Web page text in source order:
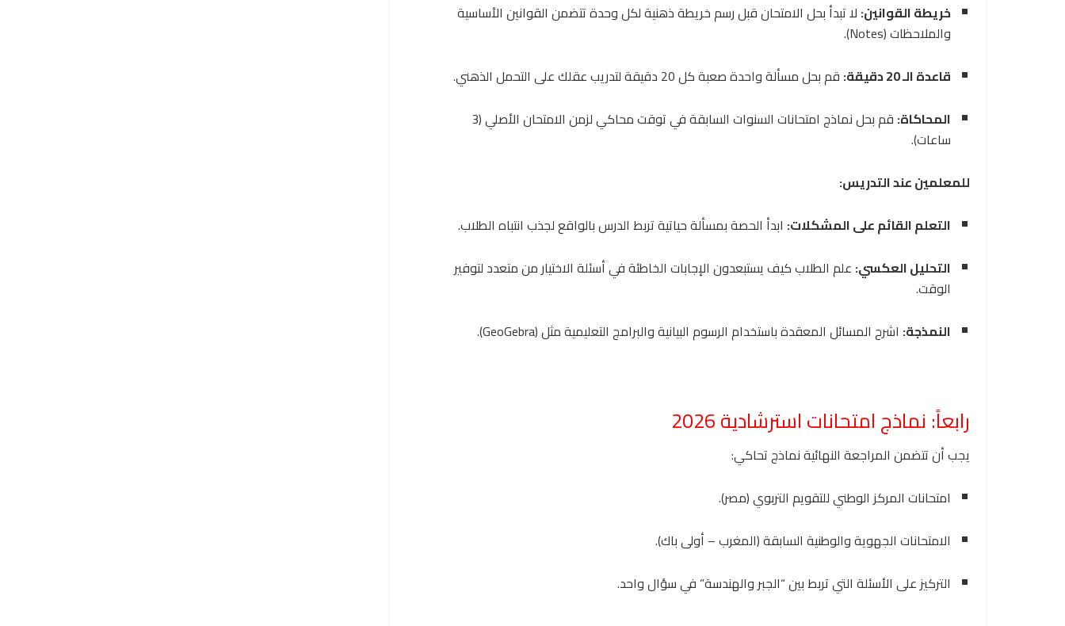
خريطة القوانين: لا تبدأ بحل الامتحان قبل رسم خريطة ذهنية لكل وحدة تتضمن القوانين الأساسية
والملاحظات (Notes).
قاعدة الـ 20 دقيقة:
قم بحل مسألة واحدة صعبة كل 20 دقيقة لتدريب عقلك على التحمل الذهني.
المحاكاة:
قم بحل نماذج امتحانات السنوات السابقة في توقت محاكي لزمن الامتحان الأصلي (3
ساعات).
للمعلمين عند التدريس:
التعلم القائم على المشكلات: ابدأ الحصة بمسألة حياتية تربط الدرس بالواقع لجذب انتباه الطلاب.
التحليل العكسي: علم الطلاب كيف يستبعدون الإجابات الخاطئة في أسئلة الاختيار من متعدد لتوفير
الوقت.
النمذجة: اشرح المسائل المعقدة باستخدام الرسوم البيانية والبرامج التعليمية مثل (GeoGebra).
رابعاً: نماذج امتحانات استرشادية 2026
يجب أن تتضمن المراجعة النهائية نماذج تحاكي:
امتحانات المركز الوطني للتقويم التربوي (مصر).
الامتحانات الجهوية والوطنية السابقة (المغرب – أولى باك).
التركيز على الأسئلة التي تربط بين “الجبر والهندسة” في سؤال واحد.